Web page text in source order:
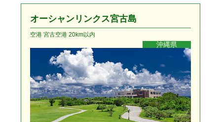
オーシャンリンクス宮古島
空港 宮古空港 20km以内
沖縄県